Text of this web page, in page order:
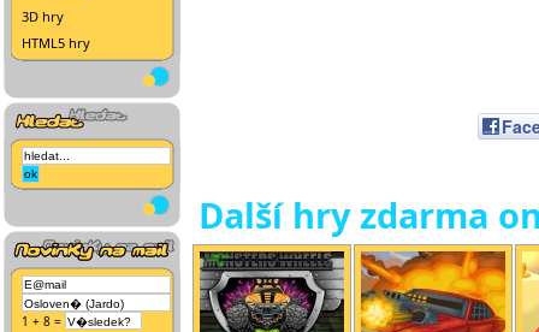
3D hry
HTML5 hry
1 + 8 =
Další hry zdarma